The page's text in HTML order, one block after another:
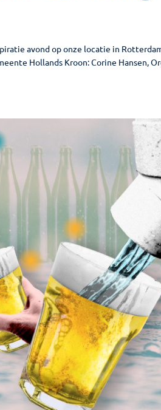
avond op onze locatie in
Hollands Kroon: Corine Hansen,